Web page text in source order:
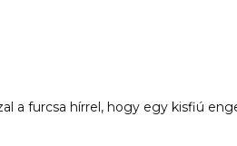
a furcsa hírrel, hogy egy kisfiú